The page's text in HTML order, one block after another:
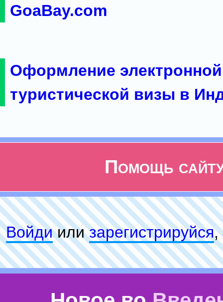
GoaBay.com
Оформление электронной
туристической визы в
Помощь
Войдиилизарeгиcтpируйся,